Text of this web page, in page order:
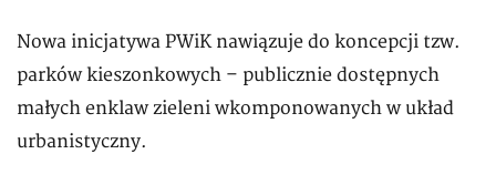
Nowa inicjatywa PWiK nawiązuje do koncepcji tzw.
parków kieszonkowych – publicznie dostępnych
małych enklaw zieleni wkomponowanych w układ
urbanistyczny.